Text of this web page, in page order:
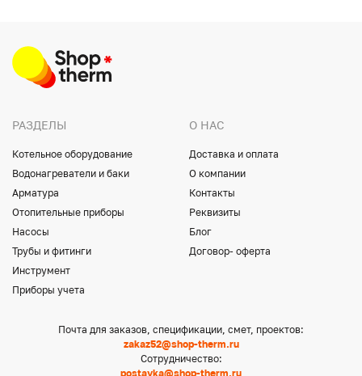
РАЗДЕЛЫ
Котельное оборудование
Водонагреватели и баки
Арматура
Отопительные приборы
Насосы
Трубы и фитинги
Инструмент
Приборы учета
О НАС
Доставка и оплата
О компании
Контакты
Реквизиты
Блог
Договор- оферта
Почта для заказов, спецификации, смет, проектов:
zakaz52@shop-therm.ru
Сотрудничество:
postavka@shop-therm.ru